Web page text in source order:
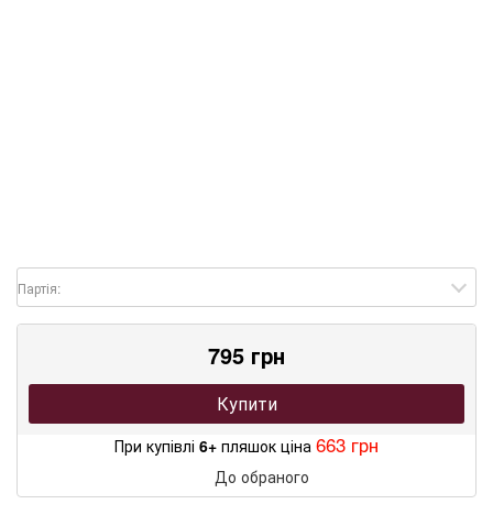
Партія:
795 грн
Купити
При купівлі 6+ пляшок ціна 663 грн
До обраного